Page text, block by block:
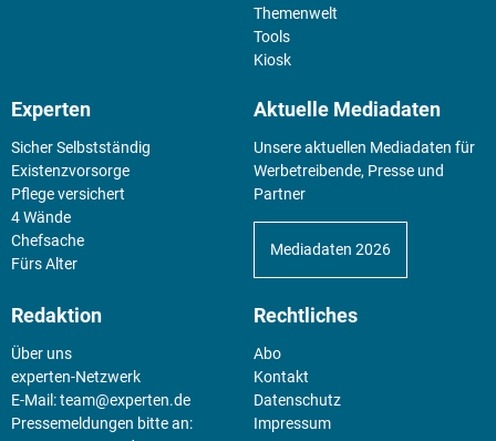
Themenwelt
Tools
Kiosk
Experten
Sicher Selbstständig
Existenz­vorsorge
Pflege versichert
4 Wände
Chefsache
Fürs Alter
Aktuelle Mediadaten
Unsere aktuellen Mediadaten für
Werbetreibende, Presse und
Partner
Mediadaten 2026
Redaktion
Über uns
experten-Netzwerk
E-Mail:team@experten.de
Pressemeldungen bitte an:
Rechtliches
Abo
Kontakt
Datenschutz
Impressum